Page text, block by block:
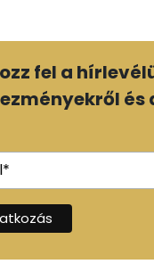
fel a